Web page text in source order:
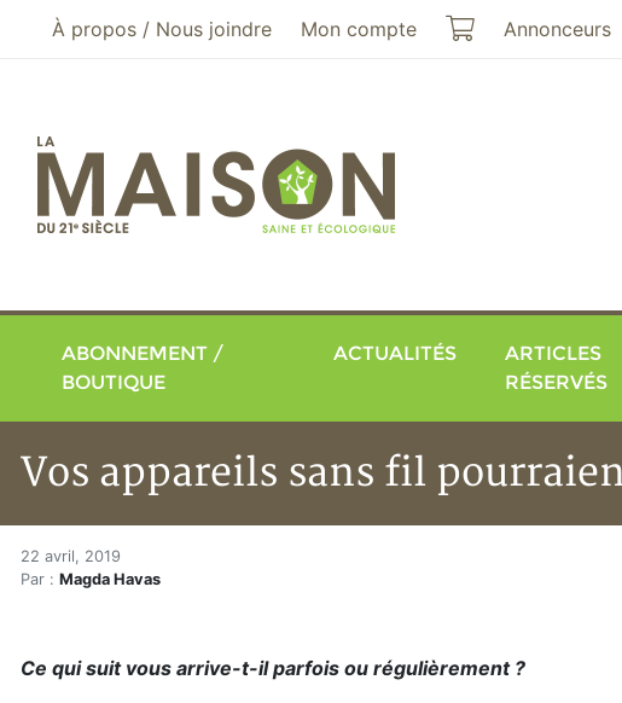
Aller au menu principal
Aller au contenu principal
À propos / Nous joindre Mon compte Mon panier
Annonceurs
ABONNEMENT /
BOUTIQUE
ACTUALITÉS
ARTICLES
RÉSERVÉS
Vos appareils sans fil
Accueil
Articles
Vos appareils sans fil
22 avril, 2019
Par : Magda Havas
Ce qui suit vous arrive-t-il parfois ou régulièrement ?